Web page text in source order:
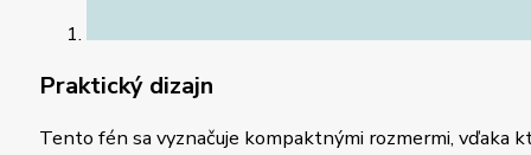
Praktický dizajn
Tento fén sa vyznačuje kompaktnými rozmermi, vďaka